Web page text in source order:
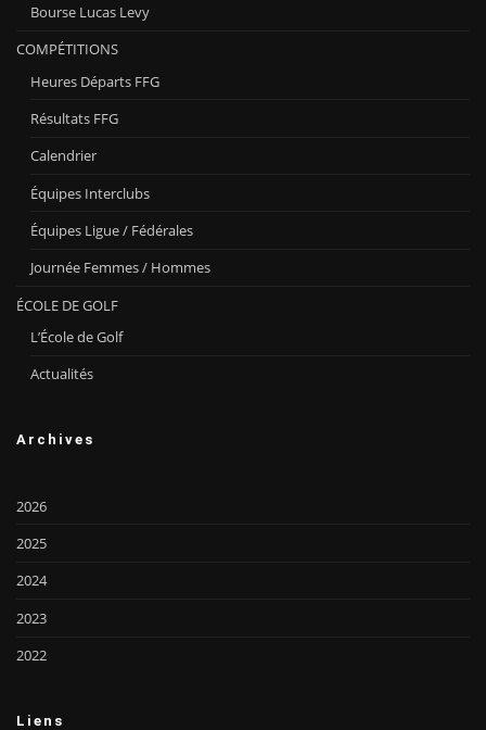
Bourse Lucas Levy
COMPÉTITIONS
Heures Départs FFG
Résultats FFG
Calendrier
Équipes Interclubs
Équipes Ligue / Fédérales
Journée Femmes / Hommes
ÉCOLE DE GOLF
L’École de Golf
Actualités
Archives
2026
2025
2024
2023
2022
Liens